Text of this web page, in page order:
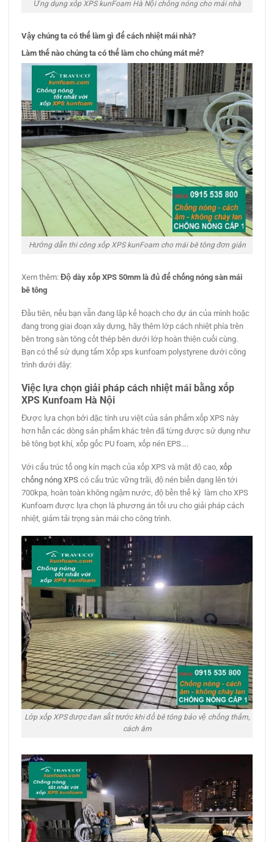
Ứng dụng xốp XPS kunFoam Hà Nội chống nóng cho mái nhà
Vậy chúng ta có thể làm gì để cách nhiệt mái nhà?
Làm thế nào chúng ta có thể làm cho chúng mát mẻ?
Hướng dẫn thi công xốp XPS kunFoam cho mái bê tông đơn giản
Xem thêm:Độ dày xốp XPS 50mm là đủ để chống nóng sàn mái
bê tông
Đầu tiên, nếu bạn vẫn đang lập kế hoạch cho dự án của mình hoặc
đang trong giai đoạn xây dựng, hãy thêm lớp cách nhiệt phía trên
bên trong sàn tông cốt thép bên dưới lớp hoàn thiện cuối cùng.
Bạn có thể sử dụng tấm Xốp xps kunfoam polystyrene dưới công
trình dưới đây:
Việc lựa chọn giải pháp cách nhiệt mái bằng xốp
XPS Kunfoam Hà Nội
Được lựa chọn bởi đặc tính ưu việt của sản phẩm xốp XPS này
hơn hẳn các dòng sản phẩm khác trên đã từng được sử dụng như
bê tông bọt khí, xốp gốc PU foam, xốp nén EPS….
Với cấu trúc tổ ong kín mạch của xốp XPS và mật độ cao,xốp
chống nóng XPS có cấu trúc vững trãi, độ nén biến dạng lên tới
700kpa, hoàn toàn không ngậm nước, độ bền thế kỷ làm cho XPS
Kunfoam được lựa chọn là phương án tối ưu cho giải pháp cách
nhiệt, giảm tải trọng sàn mái cho công trình.
Lớp xốp XPS được đan sắt trước khi đổ bê tông bảo vệ chống thấm,
cách âm